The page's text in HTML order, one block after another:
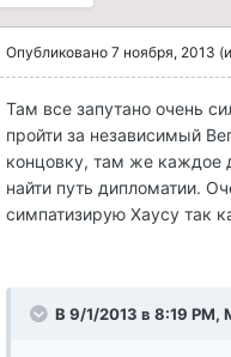
Опубликовано 7 ноября, 2013
Там все запутано очень
пройти за независимый
концовку, там же каждое
найти путь дипломатии.
симпатизирую Хаусу так
В 9/1/2013 в 8:19 PM,